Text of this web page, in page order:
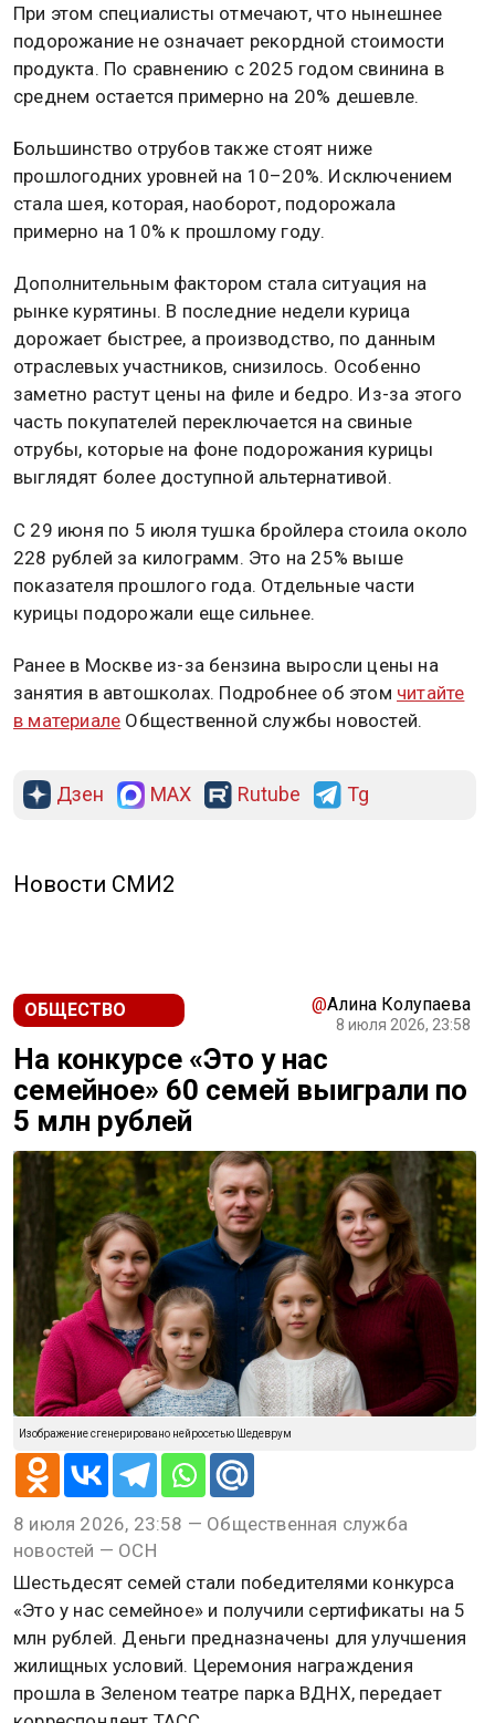
При этом специалисты отмечают, что нынешнее
подорожание не означает рекордной стоимости
продукта. По сравнению с 2025 годом свинина в
среднем остается примерно на 20% дешевле.
Большинство отрубов также стоят ниже
прошлогодних уровней на 10–20%. Исключением
стала шея, которая, наоборот, подорожала
примерно на 10% к прошлому году.
Дополнительным фактором стала ситуация на
рынке курятины. В последние недели курица
дорожает быстрее, а производство, по данным
отраслевых участников, снизилось. Особенно
заметно растут цены на филе и бедро. Из-за этого
часть покупателей переключается на свиные
отрубы, которые на фоне подорожания курицы
выглядят более доступной альтернативой.
С 29 июня по 5 июля тушка бройлера стоила около
228 рублей за килограмм. Это на 25% выше
показателя прошлого года. Отдельные части
курицы подорожали еще сильнее.
Ранее в Москве из-за бензина выросли цены на
занятия в автошколах. Подробнее об этом читайте
в материале Общественной службы новостей.
Дзен MAX Rutube Tg
Новости СМИ2
ОБЩЕСТВО @Алина Колупаева
8 июля 2026, 23:58
На конкурсе «Это у нас
семейное» 60 семей выиграли по
5 млн рублей
Изображение сгенерировано нейросетью Шедеврум
8 июля 2026, 23:58 — Общественная служба
новостей — ОСН
Шестьдесят семей стали победителями конкурса
«Это у нас семейное» и получили сертификаты на 5
млн рублей. Деньги предназначены для улучшения
жилищных условий. Церемония награждения
прошла в Зеленом театре парка ВДНХ, передает